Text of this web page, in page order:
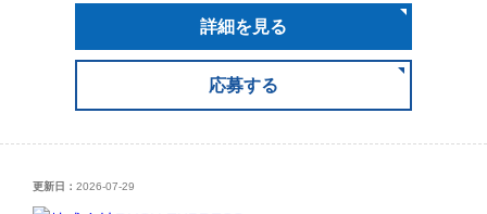
詳細を見る
応募する
更新日： 2026-07-29